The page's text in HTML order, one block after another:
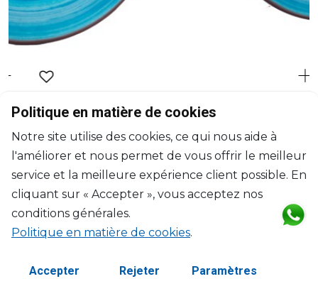
MARIO LUCA GIUSTI
Assiette à dessert turquoise
D: 23cm
$33
Politique en matière de cookies
Notre site utilise des cookies, ce qui nous aide à
l'améliorer et nous permet de vous offrir le meilleur
service et la meilleure expérience client possible. En
cliquant sur « Accepter », vous acceptez nos
conditions générales.
Politique en matière de cookies.
Accepter Rejeter Paramètres